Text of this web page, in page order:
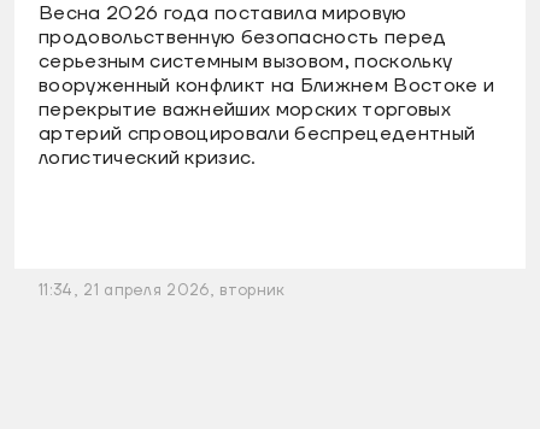
Весна 2026 года поставила мировую
продовольственную безопасность перед
серьезным системным вызовом, поскольку
вооруженный конфликт на Ближнем Востоке и
перекрытие важнейших морских торговых
артерий спровоцировали беспрецедентный
логистический кризис.
11:34, 21 апреля 2026, вторник